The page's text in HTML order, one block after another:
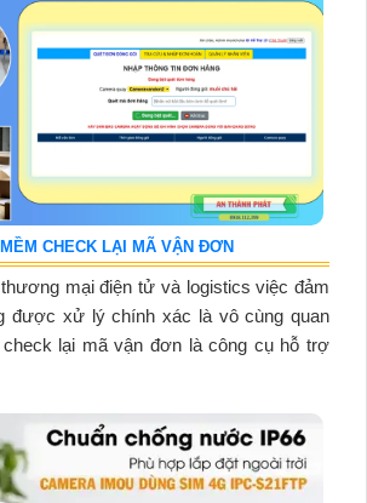
CHECK LẠI MÃ VẬN ĐƠN
mại điện tử và logistics việc đảm
được xử lý chính xác là vô cùng quan
lại mã vận đơn là công cụ hỗ trợ